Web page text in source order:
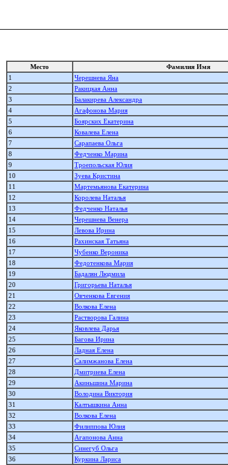
Место Фамилия Имя
1
Черешнева Яна
2
Ракицкая Анна
3
Балакирева Александра
4
Агафонова Мария
5
Боярских Екатерина
6
Ковалева Елена
7
Сарапаева Ольга
8
Федченко Марина
9
Троепольская Юлия
10
Зуева Кристина
11
Мартемьянова Екатерина
12
Королева Наталья
13
Федченко Наталья
14
Черешнева Венера
15
Левова Ирина
16
Рахинская Татьяна
17
Чубенко Вероника
18
Федотенкова Мария
19
Бадалян Людмила
20
Григорьева Наталья
21
Овченкова Евгения
22
Волкова Елена
23
Растворова Галина
24
Яковлева Дарья
25
Багова Ирина
26
Ладная Елена
27
Салимжанова Елена
28
Дмитриева Елена
29
Акиньшина Марина
30
Володина Виктория
31
Калтышкина Анна
32
Волкова Елена
33
Филиппова Юлия
34
Агапонова Анна
35
Синегуб Ольга
36
Куркина Лариса